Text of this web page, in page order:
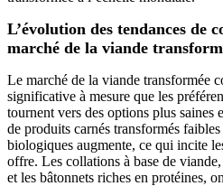
L’évolution des tendances de
marché de la viande
Le marché de la viande transformée
significative à mesure que les
tournent vers des options plus saines
de produits carnés transformés
biologiques augmente, ce qui incite
offre. Les collations à base de
et les bâtonnets riches en protéines,